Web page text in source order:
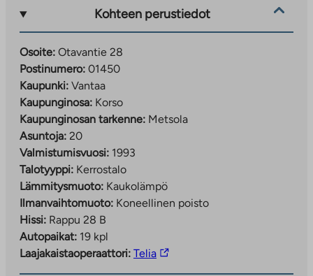
Kohteen perustiedot
Osoite: Otavantie 28
Postinumero: 01450
Kaupunki: Vantaa
Kaupunginosa: Korso
Kaupunginosan tarkenne: Metsola
Asuntoja: 20
Valmistumisvuosi: 1993
Talotyyppi: Kerrostalo
Lämmitysmuoto: Kaukolämpö
Ilmanvaihtomuoto: Koneellinen poisto
Hissi: Rappu 28 B
Autopaikat: 19 kpl
Laajakaistaoperaattori: TeliaLinkki